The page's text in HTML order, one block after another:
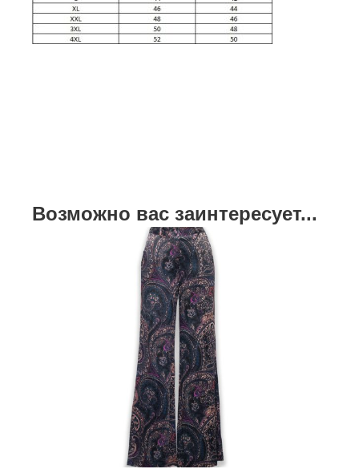
Возможно вас заинтересует...